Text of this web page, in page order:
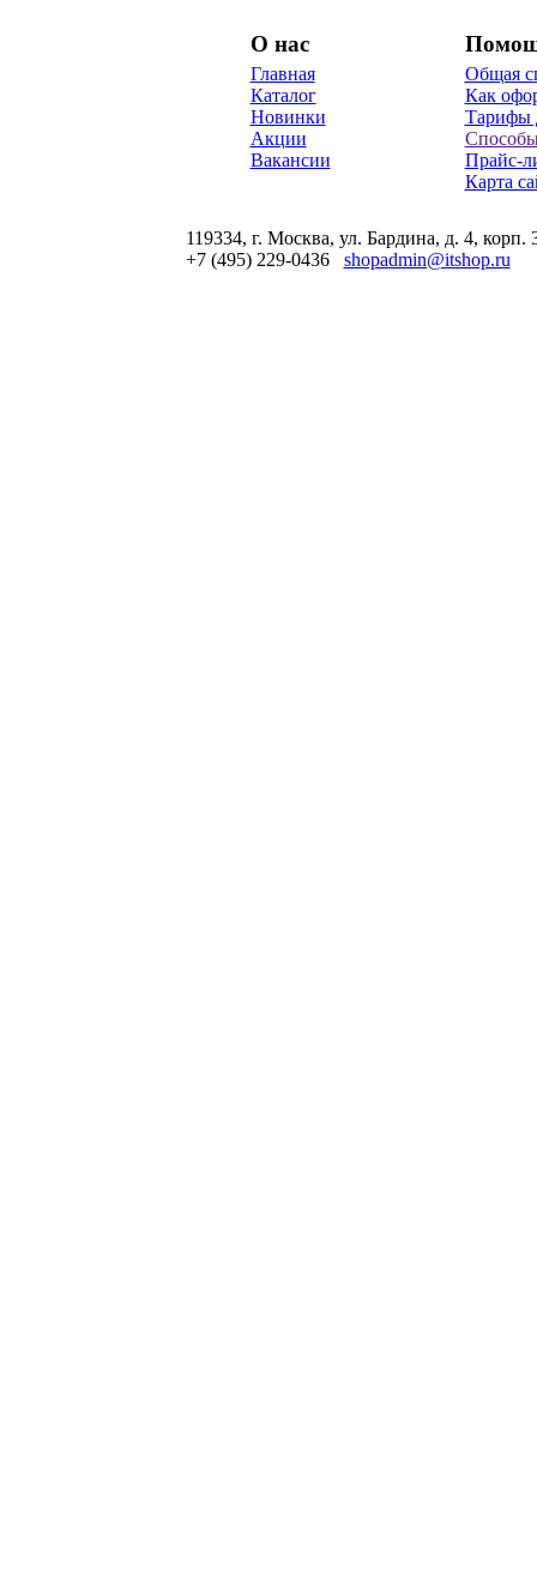
О нас
Главная
Каталог
Новинки
Акции
Вакансии
Общая
Как
Тарифы
Прайс-
Карта
119334, г. Москва, ул. Бардина, д. 4, корп.
+7 (495) 229-0436 shopadmin@itshop.ru